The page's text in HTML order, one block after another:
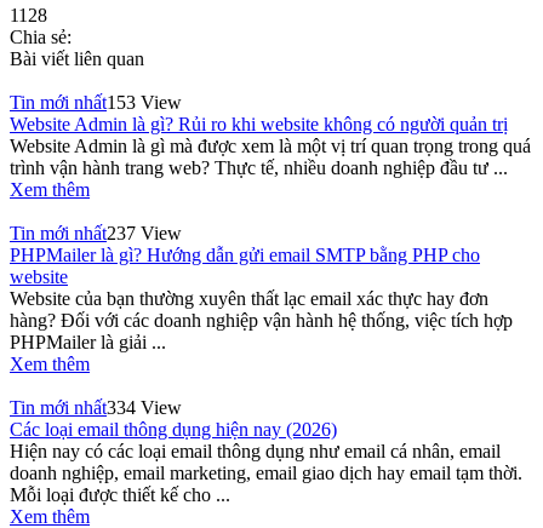
1128
Chia sẻ:
Bài viết liên quan
Tin mới nhất153 View
Website Admin là gì? Rủi ro khi website không có người quản trị
Website Admin là gì mà được xem là một vị trí quan trọng trong quá
trình vận hành trang web? Thực tế, nhiều doanh nghiệp đầu tư ...
Xem thêm
Tin mới nhất237 View
PHPMailer là gì? Hướng dẫn gửi email SMTP bằng PHP cho
website
Website của bạn thường xuyên thất lạc email xác thực hay đơn
hàng? Đối với các doanh nghiệp vận hành hệ thống, việc tích hợp
PHPMailer là giải ...
Xem thêm
Tin mới nhất334 View
Các loại email thông dụng hiện nay (2026)
Hiện nay có các loại email thông dụng như email cá nhân, email
doanh nghiệp, email marketing, email giao dịch hay email tạm thời.
Mỗi loại được thiết kế cho ...
Xem thêm